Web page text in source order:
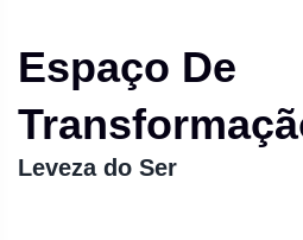
Espaço De
Leveza do Ser